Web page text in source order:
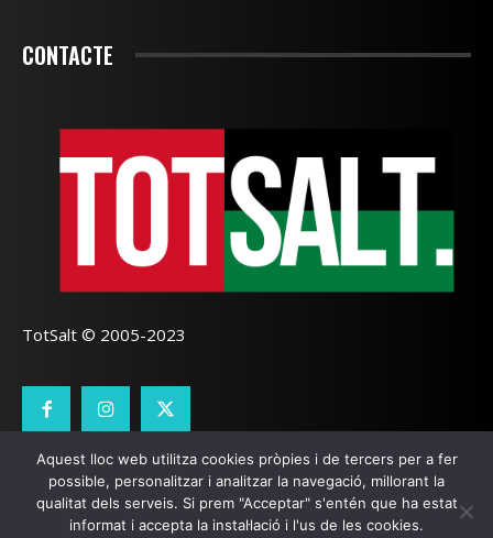
CONTACTE
TotSalt © 2005-2023
CONTACTE TOTSALT AVÍS LEGAL GALETES
SEO LOCALI PÀGINES WEB GIRONA ZOOOMWEB
Aquest lloc web utilitza cookies pròpies i de tercers per a fer
possible, personalitzar i analitzar la navegació, millorant la
qualitat dels serveis. Si prem "Acceptar" s'entén que ha estat
informat i accepta la instal·lació i l'us de les cookies.